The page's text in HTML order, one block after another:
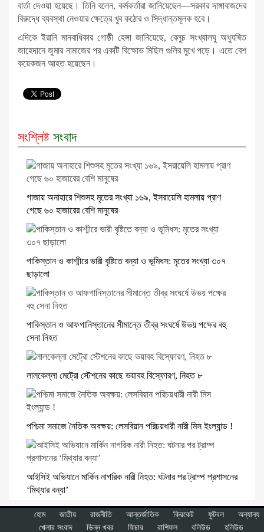
বার্তা দেওয়া হয়েছে। তিনি বলেন, কর্মকর্তারা জানিয়েছেন—সরকার দাঙ্গাবাজদের
বিরুদ্ধে ব্যবস্থা নেওয়ার ক্ষেত্রে খুব কঠোর ও সিদ্ধান্তমূলক হবে।
এদিকে ইরানি মানবাধিকার গোষ্ঠী হেঙ্গা জানিয়েছে, বেলুচ সংখ্যালঘু অধ্যুষিত
জাহেদানে জুমার নামাজের পর একটি বিক্ষোভ মিছিল গুলির মুখে পড়ে। এতে বেশ
কয়েকজন আহত হয়েছেন।
সংশ্লিষ্ট সংবাদ
গাজায় অনাহারে শিশুসহ মৃতের সংখ্যা ১৬৯, ইসরায়েলি হামলায় প্রাণ
গেছে ৬০ হাজারের বেশি মানুষের
পাকিস্তান ও কাশ্মীরে ভারী বৃষ্টিতে বন্যা ও ভূমিধস: মৃতের সংখ্যা ৩০৭
ছাড়ালো
পাকিস্তান ও আফগানিস্তানের সীমান্তে তীব্র সংঘর্ষে উভয় পক্ষের বহু
সেনা নিহত
লালকেল্লা মেট্রো স্টেশনের কাছে ভয়াবহ বিস্ফোরণ, নিহত ৮
পশ্চিমা সমাজে নৈতিক অবক্ষয়: লেসবিয়ান পরিচয়ধারী নারী মিস ইংল্যান্ড !
আইসিই অভিযানে মার্কিন নাগরিক নারী নিহত: ঘটনার পর ট্রাম্প প্রশাসনের
‘মিথ্যার বন্যা’
হোম জাতীয় রাজনীতি আন্তর্জাতিক ক্রিকেট ফুটবল
অন্যান্য
খেলার সংবাদ
ভিন্ন খবর ফিচার রাশিফল বলিউড হলিউড